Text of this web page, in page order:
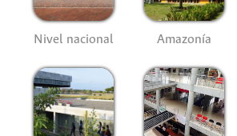
Nivel nacional Amazonía